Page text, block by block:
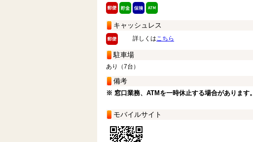
キャッシュレス
詳しくはこちら
駐車場
あり（7台）
備考
※ 窓口業務、ATMを一時休止する場合があります。
モバイルサイト